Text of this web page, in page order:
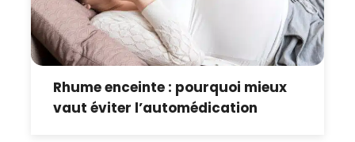
Rhume enceinte : pourquoi mieux
vaut éviter l’automédication